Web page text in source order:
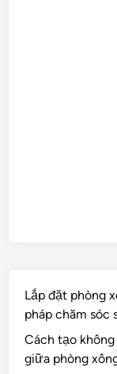
Lắp đặt phòng
pháp chăm sóc
Cách tạo
giữa phòng